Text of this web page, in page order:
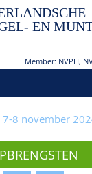
EN
Member: NVPH,
8 november